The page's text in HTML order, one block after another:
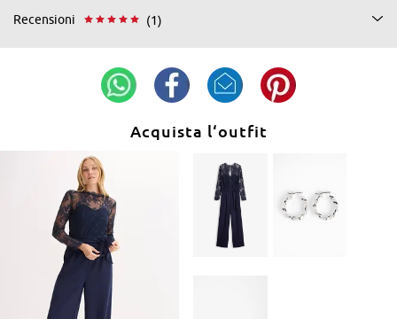
Recensioni (1)
Acquista l‘outfit